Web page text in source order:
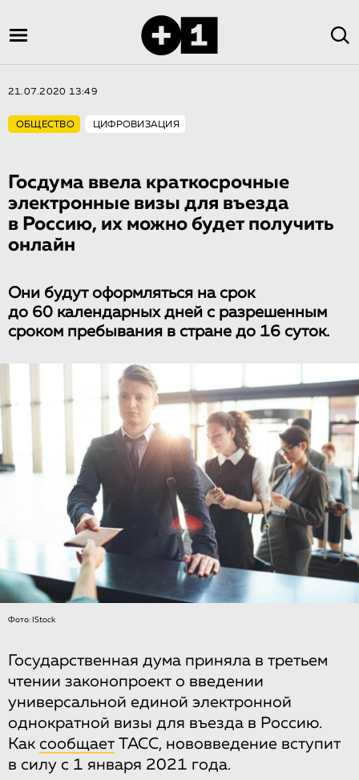
21.07.2020 13:49
ОБЩЕСТВО ЦИФРОВИЗАЦИЯ
Госдума ввела краткосрочные
электронные визы для въезда
в Россию, их можно будет получить
онлайн
Они будут оформляться на срок
до 60 календарных дней с разрешенным
сроком пребывания в стране до 16 суток.
Фото: IStock
Государственная дума приняла в третьем
чтении законопроект о введении
универсальной единой электронной
однократной визы для въезда в Россию.
Как сообщает ТАСС, нововведение вступит
в силу с 1 января 2021 года.